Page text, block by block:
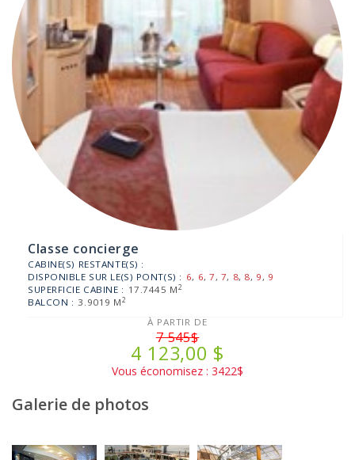
Classe concierge
CABINE(S) RESTANTE(S) :
DISPONIBLE SUR LE(S) PONT(S) : 6, 6,7, 7, 8, 8, 9, 9
SUPERFICIE CABINE : 17.7445 M2
BALCON : 3.9019 M2
À PARTIR DE
7 545$
4 123,00 $
Vous économisez : 3422$
Galerie de photos